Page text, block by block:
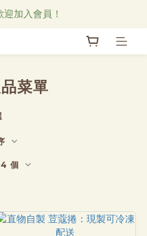
品發售中！
加入會員！
菜單
個